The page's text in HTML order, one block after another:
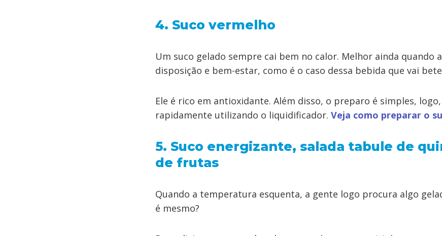
4. Suco vermelho
Um suco gelado sempre cai bem no calor. Melhor ainda quando
disposição e bem-estar, como é o caso dessa bebida que vai
Ele é rico em antioxidante. Além disso, o preparo é simples,
rapidamente utilizando o liquidificador. Veja como preparar o
5. Suco energizante, salada tabule de
de frutas
Quando a temperatura esquenta, a gente logo procura algo
é mesmo?